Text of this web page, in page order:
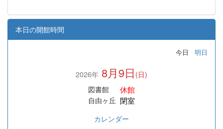
本日の開館時間
今日 明日
2026年 8月9日 (日)
図書館
休館
自由ヶ丘 閉室
カレンダー